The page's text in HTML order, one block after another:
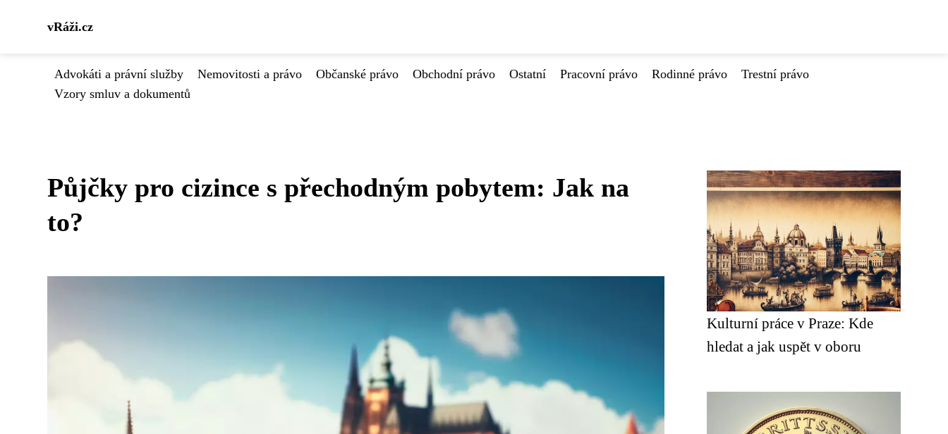
vRáži.cz
Advokáti a právní služby Nemovitosti a právo Občanské právo Obchodní právo Ostatní Pracovní právo Rodinné právo
Trestní právo
Vzory smluv a dokumentů
Půjčky pro cizince s přechodným pobytem: Jak na
to?
Kulturní práce v Praze: Kde
hledat a jak uspět v oboru